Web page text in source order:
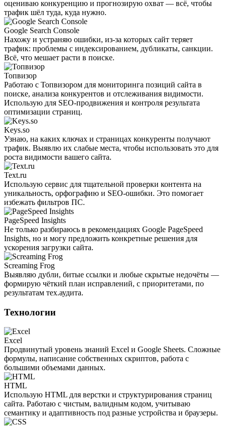
оцениваю конкуренцию и прогнозирую охват — всё, чтобы
трафик шёл туда, куда нужно.
Google Search Console
Нахожу и устраняю ошибки, из-за которых сайт теряет
трафик: проблемы с индексированием, дубликаты, санкции.
Всё, что мешает расти в поиске.
Топвизор
Работаю с Топвизором для мониторинга позиций сайта в
поиске, анализа конкурентов и отслеживания видимости.
Использую для SEO-продвижения и контроля результата
оптимизации страниц.
Keys.so
Узнаю, на каких ключах и страницах конкуренты получают
трафик. Выявлю их слабые места, чтобы использовать это для
роста видимости вашего сайта.
Text.ru
Использую сервис для тщательной проверки контента на
уникальность, орфографию и SEO-ошибки. Это помогает
избежать фильтров ПС.
PageSpeed Insights
Не только разбираюсь в рекомендациях Google PageSpeed
Insights, но и могу предложить конкретные решения для
ускорения загрузки сайта.
Screaming Frog
Выявляю дубли, битые ссылки и любые скрытые недочёты —
формирую чёткий план исправлений, с приоритетами, по
результатам тех.аудита.
Технологии
Excel
Продвинутый уровень знаний Excel и Google Sheets. Сложные
формулы, написание собственных скриптов, работа с
большими объемами данных.
HTML
Использую HTML для верстки и структурирования страниц
сайта. Работаю с чистым, валидным кодом, учитываю
семантику и адаптивность под разные устройства и браузеры.